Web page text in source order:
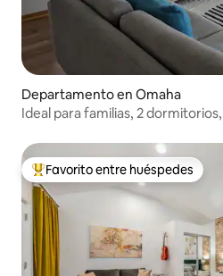
Departamento en Omaha
Ideal para familias, 2
De los mejores en Favorito entre
Favorito entre huéspedes